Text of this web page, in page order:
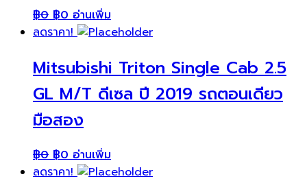
฿0 ฿0 อ่านเพิ่ม
ลดราคา!
Mitsubishi Triton Single Cab 2.5
GL M/T ดีเซล ปี 2019 รถตอนเดียว
มือสอง
฿0 ฿0 อ่านเพิ่ม
ลดราคา!